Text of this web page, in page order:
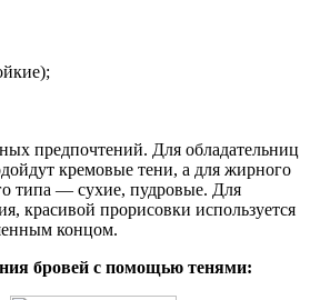
предпочтений. Для обладательниц
кремовые тени, а для жирного
типа — сухие, пудровые. Для
красивой прорисовки используется
концом.
бровей с помощью тенями: